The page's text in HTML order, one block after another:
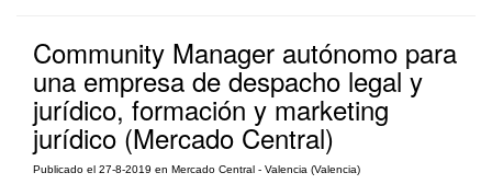
Community Manager autónomo para
una empresa de despacho legal y
jurídico, formación y marketing
jurídico (Mercado Central)
Publicado el 27-8-2019 en Mercado Central - Valencia (Valencia)